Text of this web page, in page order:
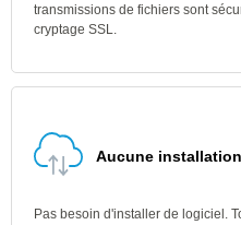
transmissions de fichiers sont
cryptage SSL.
Aucune
Pas besoin d'installer de logiciel.